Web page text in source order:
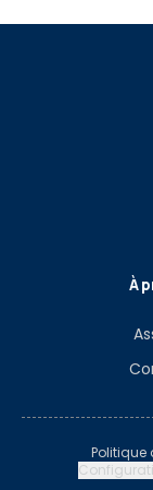
À
Politique